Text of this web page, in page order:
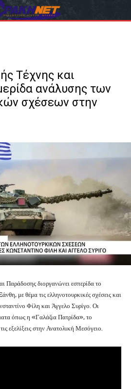
Τέχνης και
ανάλυσης των
σχέσεων στην
Παράδοσης διοργανώνει εσπερίδα το
με θέμα τις ελληνοτουρκικές σχέσεις και
Φίλη και Άγγελο Συρίγο. Οι
όπως η «Γαλάζια Πατρίδα», το
εξελίξεις στην Ανατολική Μεσόγειο.